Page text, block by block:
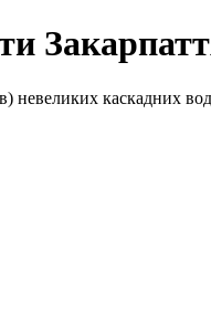
невеликих каскадних